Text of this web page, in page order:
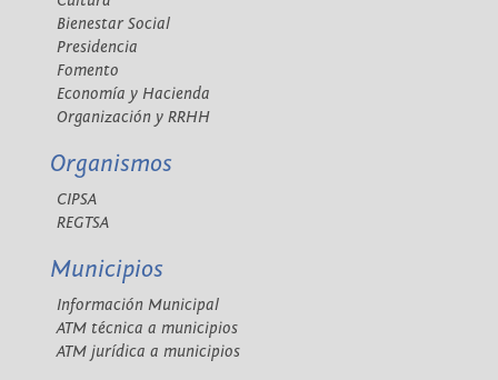
Bienestar Social
Presidencia
Fomento
Economía y Hacienda
Organización y RRHH
Organismos
CIPSA
REGTSA
Municipios
Información Municipal
ATM técnica a municipios
ATM jurídica a municipios